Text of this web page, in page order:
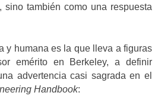
sino también como una respuesta
y humana es la que lleva a figuras
emérito en Berkeley, a definir
advertencia casi sagrada en el
Handbook: